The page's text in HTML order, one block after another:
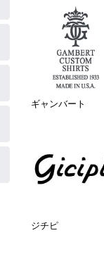
ギャンバート
ジチピ